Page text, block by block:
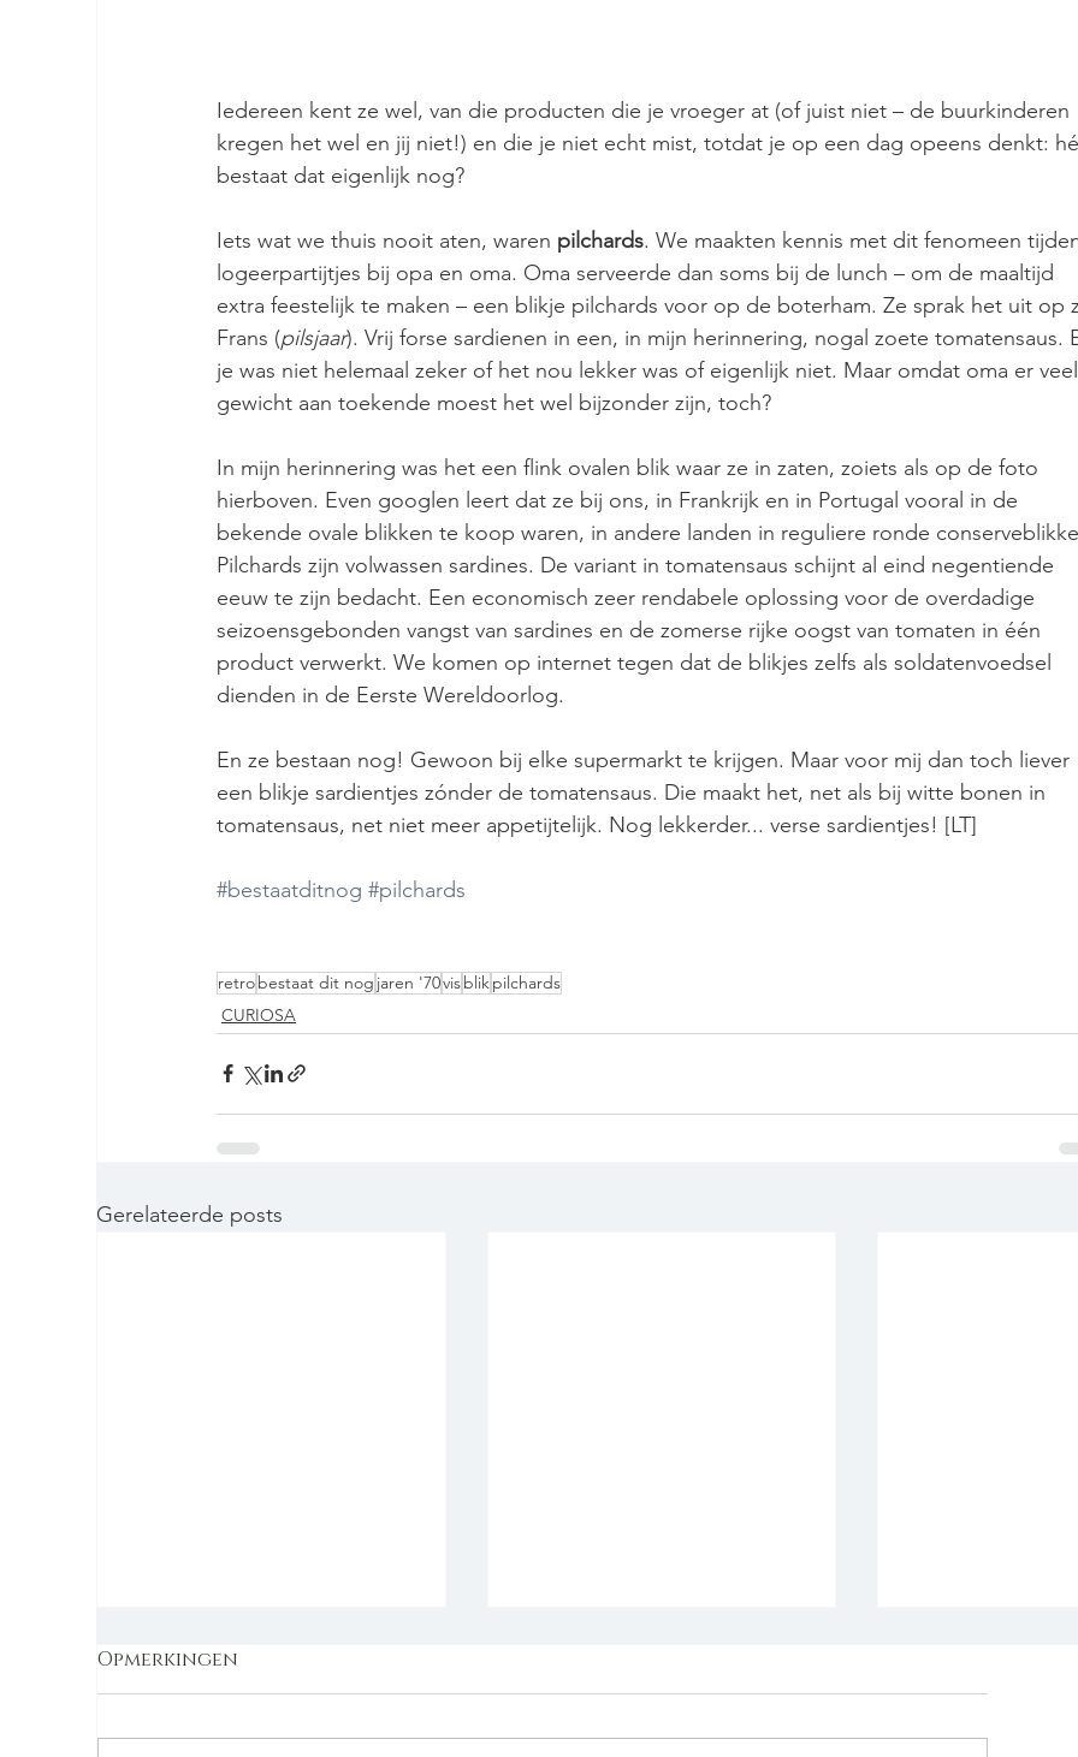
Iedereen kent ze wel, van die producten die je vroeger at (of juist niet – de buurkinderen
kregen het wel en jij niet!) en die je niet echt mist, totdat je op een dag opeens denkt:
bestaat dat eigenlijk nog?
Iets wat we thuis nooit aten, waren pilchards. We maakten kennis met dit fenomeen
logeerpartijtjes bij opa en oma. Oma serveerde dan soms bij de lunch – om de maaltijd
extra feestelijk te maken – een blikje pilchards voor op de boterham. Ze sprak het uit op
Frans (pilsjaar). Vrij forse sardienen in een, in mijn herinnering, nogal zoete tomatensaus.
je was niet helemaal zeker of het nou lekker was of eigenlijk niet. Maar omdat oma er veel
gewicht aan toekende moest het wel bijzonder zijn, toch?
In mijn herinnering was het een flink ovalen blik waar ze in zaten, zoiets als op de foto
hierboven. Even googlen leert dat ze bij ons, in Frankrijk en in Portugal vooral in de
bekende ovale blikken te koop waren, in andere landen in reguliere ronde
Pilchards zijn volwassen sardines. De variant in tomatensaus schijnt al eind negentiende
eeuw te zijn bedacht. Een economisch zeer rendabele oplossing voor de overdadige
seizoensgebonden vangst van sardines en de zomerse rijke oogst van tomaten in één
product verwerkt. We komen op internet tegen dat de blikjes zelfs als soldatenvoedsel
dienden in de Eerste Wereldoorlog.
En ze bestaan nog! Gewoon bij elke supermarkt te krijgen. Maar voor mij dan toch liever
een blikje sardientjes zónder de tomatensaus. Die maakt het, net als bij witte bonen in
tomatensaus, net niet meer appetijtelijk. Nog lekkerder... verse sardientjes! [LT]
#bestaatditnog #pilchards
retrobestaat dit nog jaren '70visblikpilchards
CURIOSA
Gerelateerde posts
Opmerkingen